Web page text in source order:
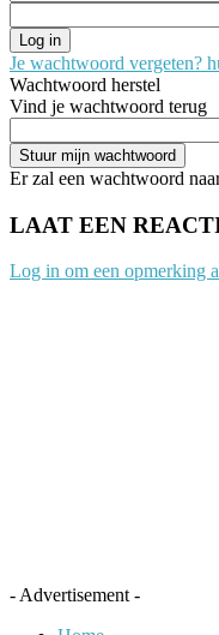
Je wachtwoord vergeten?
Wachtwoord herstel
Vind je wachtwoord terug
Er zal een wachtwoord
LAAT EEN
Log in om een opmerking
- Advertisement -